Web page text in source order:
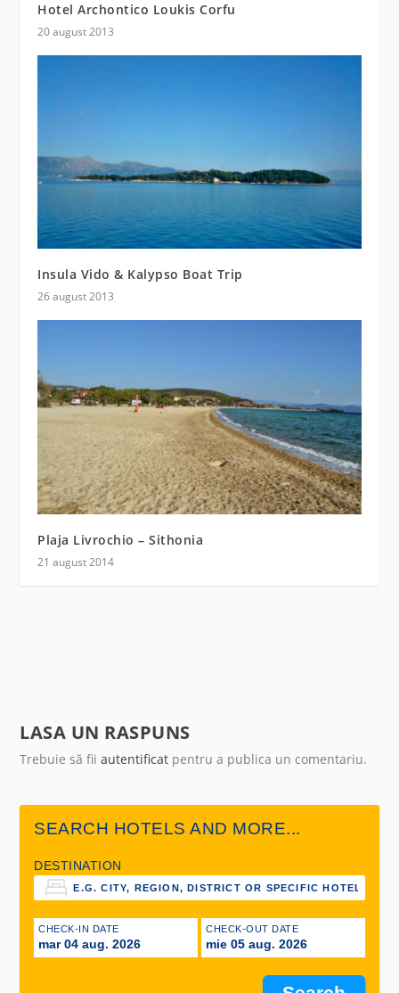
Hotel Archontico Loukis Corfu
20 august 2013
Insula Vido & Kalypso Boat Trip
26 august 2013
Plaja Livrochio – Sithonia
21 august 2014
LASA UN RASPUNS
Trebuie să fiiautentificat pentru a publica un comentariu.
SEARCH HOTELS AND MORE...
DESTINATION
CHECK-IN DATE
mar 04 aug. 2026
CHECK-OUT DATE
mie 05 aug. 2026